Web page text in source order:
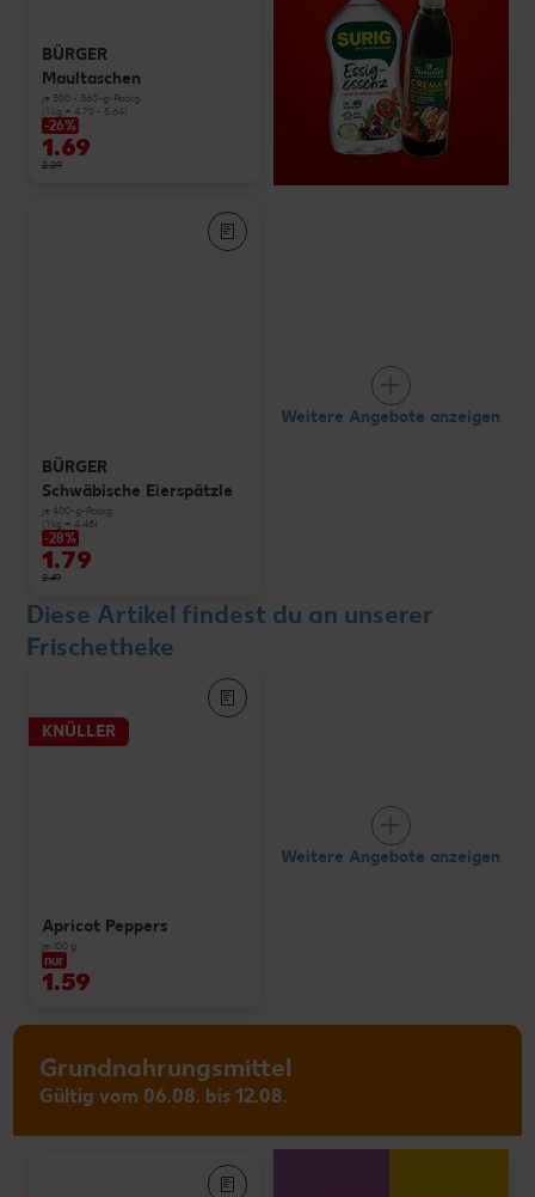
BÜRGER
Maultaschen
je 300 - 360-g-Packg.
(1 kg = 4.70 - 5.64)
-26%
1.69
2.29
BÜRGER
Schwäbische Eierspätzle
je 400-g-Packg.
(1 kg = 4.48)
-28%
1.79
2.49
Weitere Angebote anzeigen
Diese Artikel findest du an unserer
Frischetheke
KNÜLLER
Apricot Peppers
je 100 g
nur
1.59
Weitere Angebote anzeigen
Grundnahrungsmittel
Gültig vom 06.08. bis 12.08.